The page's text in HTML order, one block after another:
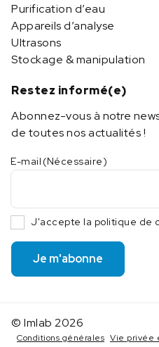
Purification d’eau
Appareils d’analyse
Ultrasons
Stockage & manipulation
Restez informé(e)
Abonnez-vous à notre
de toutes nos actualités !
E-mail (Nécessaire)
J'accepte la politique de
Je m'abonne
© Imlab 2026
Conditions générales Vie privée